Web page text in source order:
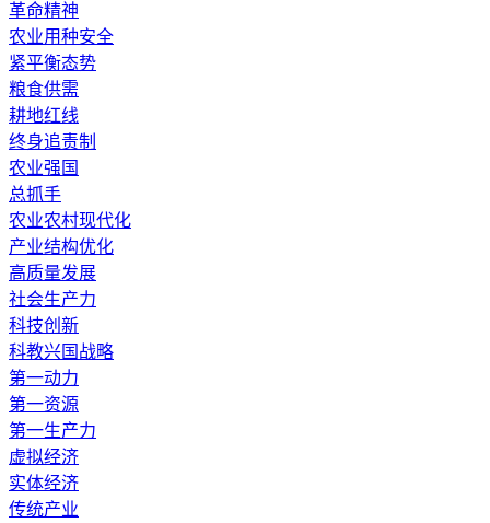
革命精神
农业用种安全
紧平衡态势
粮食供需
耕地红线
终身追责制
农业强国
总抓手
农业农村现代化
产业结构优化
高质量发展
社会生产力
科技创新
科教兴国战略
第一动力
第一资源
第一生产力
虚拟经济
实体经济
传统产业